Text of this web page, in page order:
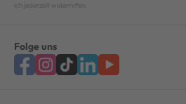
ich jederzeit widerrufen.
Folge uns